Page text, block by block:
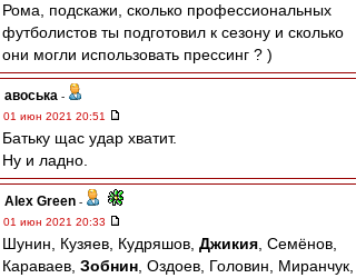
Рома, подскажи, сколько профессиональных
футболистов ты подготовил к сезону и сколько
они могли использовать прессинг ? )
авоська -
01 июн 2021 20:51
Батьку щас удар хватит.
Ну и ладно.
Alex Green -
01 июн 2021 20:33
Шунин, Кузяев, Кудряшов, Джикия , Семёнов,
Караваев, Зобнин , Оздоев, Головин, Миранчук,